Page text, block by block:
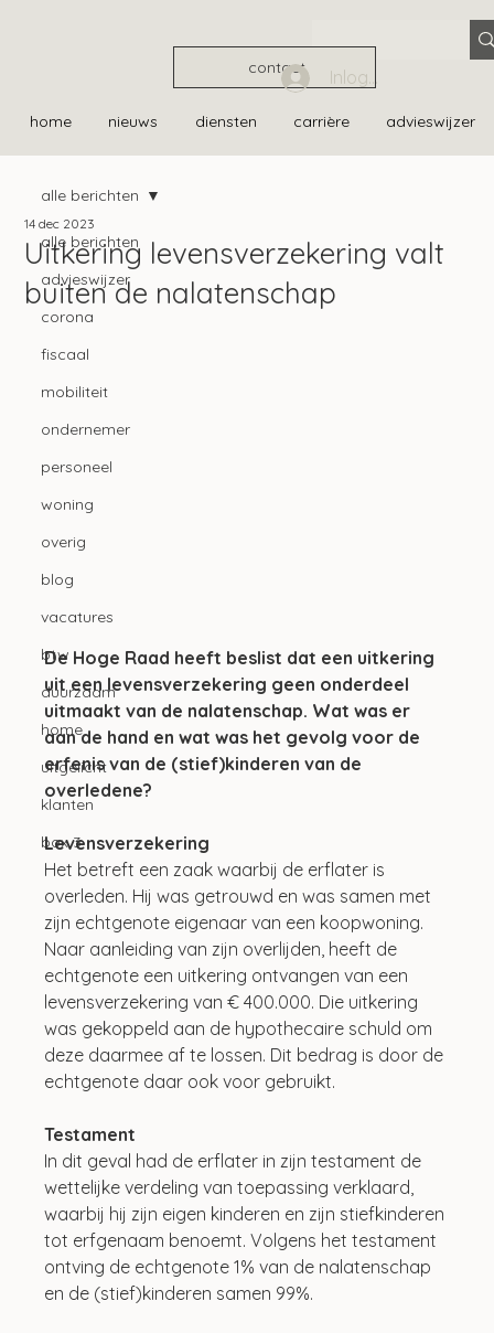
contact
home nieuws diensten carrière advieswijzer
Inloggen
alle berichten
advieswijzer
corona
fiscaal
mobiliteit
ondernemer
personeel
woning
overig
blog
vacatures
btw
duurzaam
home
uitgelicht
klanten
box 3
alle berichten
Uitkering levensverzekering valt
buiten de nalatenschap
14 dec 2023
De Hoge Raad heeft beslist dat een uitkering
uit een levensverzekering geen onderdeel
uitmaakt van de nalatenschap. Wat was er
aan de hand en wat was het gevolg voor de
erfenis van de (stief)kinderen van de
overledene?
Levensverzekering
Het betreft een zaak waarbij de erflater is
overleden. Hij was getrouwd en was samen met
zijn echtgenote eigenaar van een koopwoning.
Naar aanleiding van zijn overlijden, heeft de
echtgenote een uitkering ontvangen van een
levensverzekering van € 400.000. Die uitkering
was gekoppeld aan de hypothecaire schuld om
deze daarmee af te lossen. Dit bedrag is door de
echtgenote daar ook voor gebruikt.
Testament
In dit geval had de erflater in zijn testament de
wettelijke verdeling van toepassing verklaard,
waarbij hij zijn eigen kinderen en zijn stiefkinderen
tot erfgenaam benoemt. Volgens het testament
ontving de echtgenote 1% van de nalatenschap
en de (stief)kinderen samen 99%.